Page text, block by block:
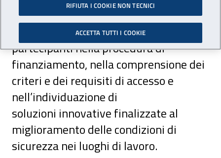
La sezione fornisce informazioni e
strumenti operativi per supportare i
partecipanti nella procedura di
finanziamento, nella comprensione dei
criteri e dei requisiti di accesso e
nell’individuazione di
soluzioni innovative finalizzate al
miglioramento delle condizioni di
sicurezza nei luoghi di lavoro.
RIFIUTA I COOKIE NON TECNICI
ACCETTA TUTTI I COOKIE